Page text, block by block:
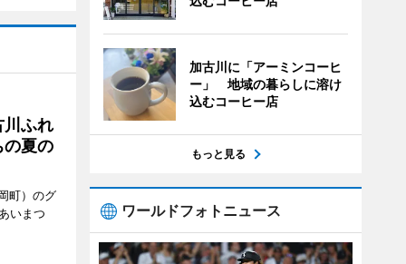
ふれ
夏の
町）のグ
いまつ
加古川に「アーミンコーヒ
ー」 地域の暮らしに溶け
込むコーヒー店
もっと見る
ワールドフォトニュース